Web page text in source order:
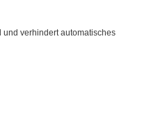
verhindert automatisches